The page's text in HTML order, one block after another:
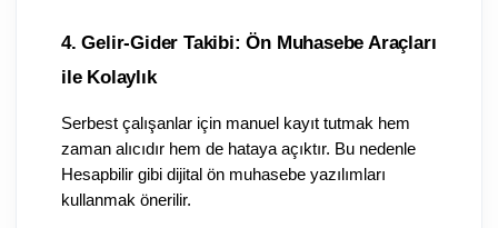
4. Gelir-Gider Takibi: Ön Muhasebe Araçları
ile Kolaylık
Serbest çalışanlar için manuel kayıt tutmak hem
zaman alıcıdır hem de hataya açıktır. Bu nedenle
Hesapbilir gibi dijital ön muhasebe yazılımları
kullanmak önerilir.